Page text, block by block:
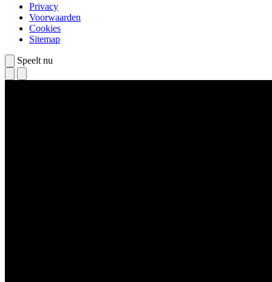
Privacy
Voorwaarden
Cookies
Sitemap
Speelt nu